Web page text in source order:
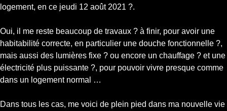
logement, en ce jeudi 12 août 2021 ?.
Oui, il me reste beaucoup de travaux ? à finir, pour avoir une
habitabilité correcte, en particulier une douche fonctionnelle ?,
mais aussi des lumières fixe ? ou encore un chauffage ? et une
électricité plus puissante ?, pour pouvoir vivre presque comme
dans un logement normal …
Dans tous les cas, me voici de plein pied dans ma nouvelle vie